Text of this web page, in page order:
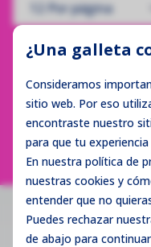
¿Una galleta
Consideramos
sitio web. Por eso
encontraste nuestro
para que tu
En nuestra política de
nuestras cookies y
entender que no
Puedes rechazar
de abajo para
Anterior
Página 1